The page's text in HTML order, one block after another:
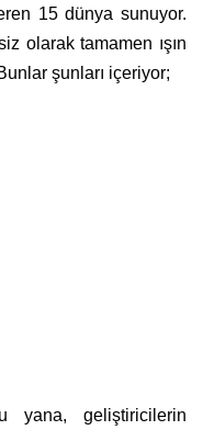
15 dünya sunuyor.
olarak tamamen ışın
şunları içeriyor;
yana, geliştiricilerin